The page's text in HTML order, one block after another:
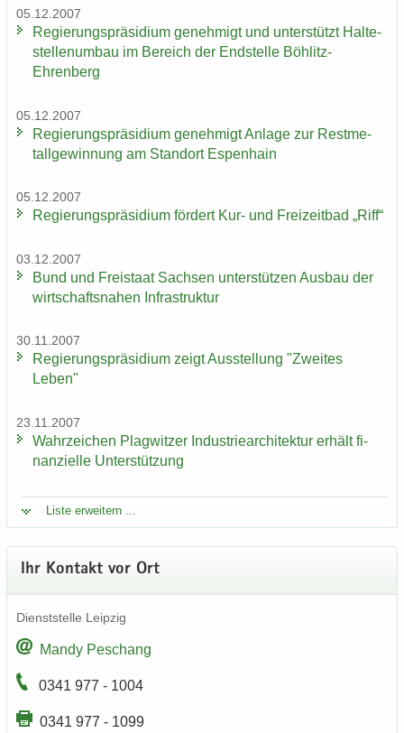
05.12.2007
Re­gie­rungs­prä­si­di­um ge­neh­migt und un­ter­stützt Hal­te­
stel­len­um­bau im Be­reich der End­stel­le Böhlitz-​
Ehrenberg
05.12.2007
Re­gie­rungs­prä­si­di­um ge­neh­migt An­la­ge zur Rest­me­
tall­ge­win­nung am Stand­ort Es­pen­hain
05.12.2007
Re­gie­rungs­prä­si­di­um för­dert Kur- und Frei­zeit­bad „Riff“
03.12.2007
Bund und Frei­staat Sach­sen un­ter­stüt­zen Aus­bau der
wirt­schafts­na­hen In­fra­struk­tur
30.11.2007
Re­gie­rungs­prä­si­di­um zeigt Aus­stel­lung "Zwei­tes
Leben"
23.11.2007
Wahr­zei­chen Plag­wit­zer In­dus­trie­ar­chi­tek­tur er­hält fi­
nan­zi­el­le Un­ter­stüt­zung
Liste er­wei­tern ...
Ihr Kon­takt vor Ort
Dienst­stel­le Leip­zig
Mandy Peschang
0341 977 - 1004
0341 977 - 1099